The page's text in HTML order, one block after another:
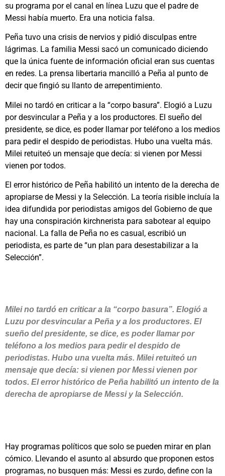
su programa por el canal en línea Luzu que el padre de
Messi había muerto. Era una noticia falsa.
Peña tuvo una crisis de nervios y pidió disculpas entre
lágrimas. La familia Messi sacó un comunicado diciendo
que la única fuente de información oficial eran sus cuentas
en redes. La prensa libertaria mancilló a Peña al punto de
decir que fingió su llanto de arrepentimiento.
Milei no tardó en criticar a la “corpo basura”. Elogió a Luzu
por desvincular a Peña y a los productores. El sueño del
presidente, se dice, es poder llamar por teléfono a los medios
para pedir el despido de periodistas. Hubo una vuelta más.
Milei retuiteó un mensaje que decía: si vienen por Messi
vienen por todos.
El error histórico de Peña habilitó un intento de la derecha de
apropiarse de Messi y la Selección. La teoría risible incluía la
idea difundida por periodistas amigos del Gobierno de que
hay una conspiración kirchnerista para sabotear al equipo
nacional. La falla de Peña no es casual, escribió un
periodista, es parte de “un plan para desestabilizar a la
Selección”.
Milei no tardó en criticar a la “corpo basura”. Elogió a
Luzu por desvincular a Peña y a los productores. El
sueño del presidente, se dice, es poder llamar por
teléfono a los medios para pedir el despido de
periodistas. Hubo una vuelta más. Milei retuiteó un
mensaje que decía: si vienen por Messi vienen por
todos. El error histórico de Peña habilitó un intento de la
derecha de apropiarse de Messi y la Selección.
Hay programas políticos que solo se pueden mirar en plan
cómico. Llevando el asunto al absurdo que proponen estos
programas, no busquen más: Messi es zurdo, define con la